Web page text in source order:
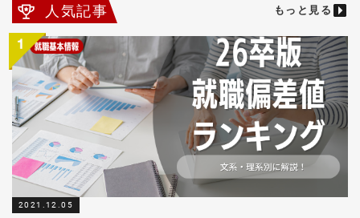
人気記事 もっと見る
2021.12.05